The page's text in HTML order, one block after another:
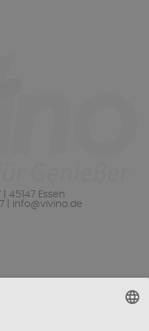
45147 Essen
| info@vivino.de